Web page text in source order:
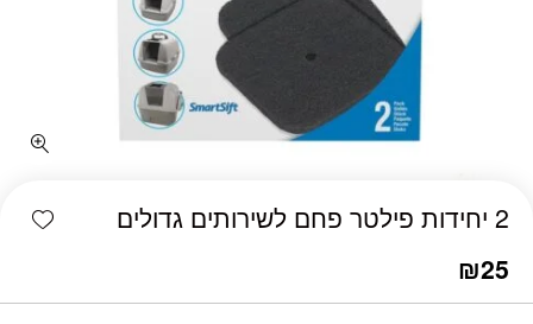
2 יחידות פילטר פחם לשירותים גדולים
₪25